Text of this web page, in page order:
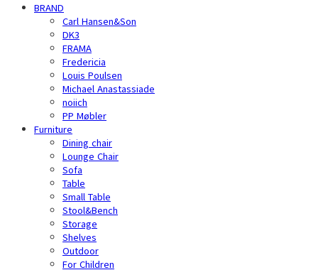
BRAND
Carl Hansen&Son
DK3
FRAMA
Fredericia
Louis Poulsen
Michael Anastassiade
noiich
PP Møbler
Furniture
Dining chair
Lounge Chair
Sofa
Table
Small Table
Stool&Bench
Storage
Shelves
Outdoor
For Children